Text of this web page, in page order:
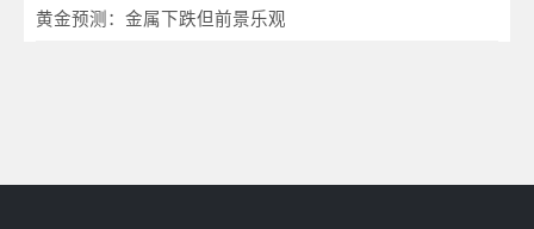
黄金预测：金属下跌但前景乐观